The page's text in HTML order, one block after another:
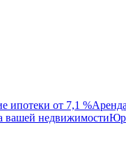
ипотеки от 7,1 %Аренда
вашей недвижимости